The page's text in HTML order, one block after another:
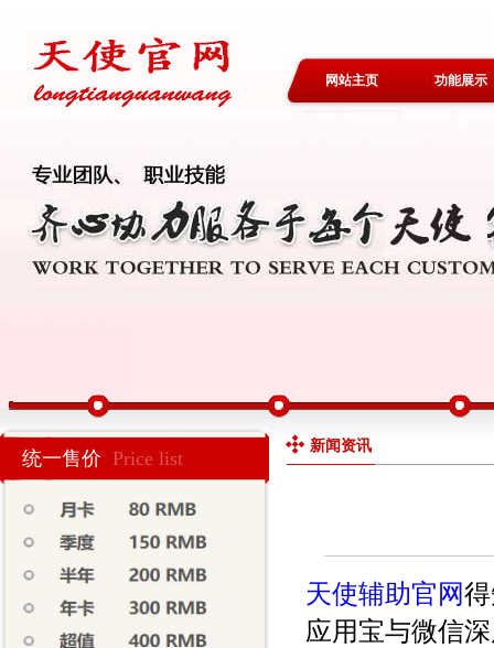
网站主页 功能展示
统一售价 Price list
新闻资讯
天使辅助官网
应用宝与微信